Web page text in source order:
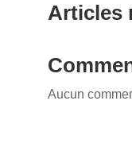
Articles
Aucun